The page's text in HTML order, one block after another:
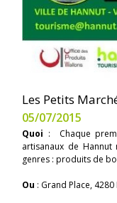
Les Petits
05/07/2015
Quoi : Chaque
artisanaux de
genres : produits de
Ou : Grand Place,